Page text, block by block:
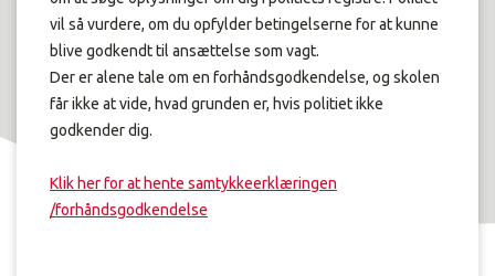
vil så vurdere, om du opfylder betingelserne for at kunne
blive godkendt til ansættelse som vagt.
Der er alene tale om en forhåndsgodkendelse, og skolen
får ikke at vide, hvad grunden er, hvis politiet ikke
godkender dig.
Klik her for at hente samtykkeerklæringen
/forhåndsgodkendelse